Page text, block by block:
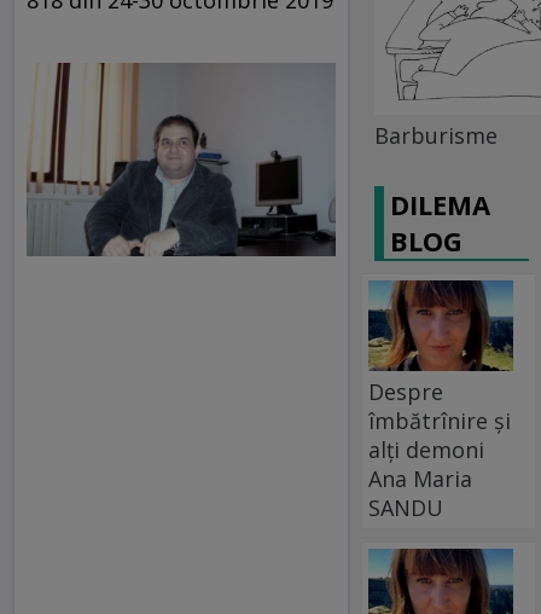
Barburisme
DILEMA
BLOG
Despre
îmbătrînire și
alți demoni
Ana Maria
SANDU